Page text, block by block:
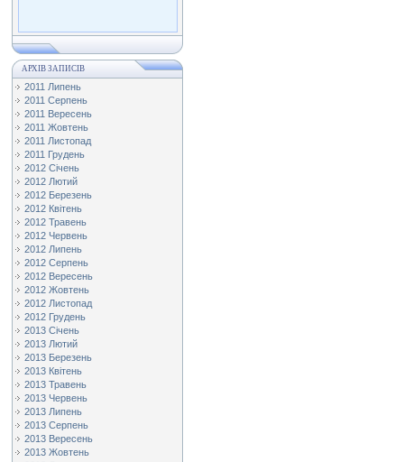
АРХІВ ЗАПИСІВ
2011 Липень
2011 Серпень
2011 Вересень
2011 Жовтень
2011 Листопад
2011 Грудень
2012 Січень
2012 Лютий
2012 Березень
2012 Квітень
2012 Травень
2012 Червень
2012 Липень
2012 Серпень
2012 Вересень
2012 Жовтень
2012 Листопад
2012 Грудень
2013 Січень
2013 Лютий
2013 Березень
2013 Квітень
2013 Травень
2013 Червень
2013 Липень
2013 Серпень
2013 Вересень
2013 Жовтень